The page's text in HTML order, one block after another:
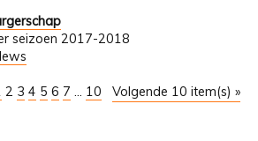
seizoen 2017-2018
Volgende 10 item(s) »
2 3 4 5 6 7 ... 10